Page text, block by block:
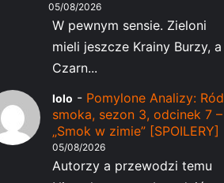
05/08/2026
W pewnym sensie. Zieloni
mieli jeszcze Krainy Burzy, a
Czarn...
lolo - Pomylone Analizy: Ród
smoka, sezon 3, odcinek 7 –
„Smok w zimie” [SPOILERY]
05/08/2026
Autorzy a przewodzi temu